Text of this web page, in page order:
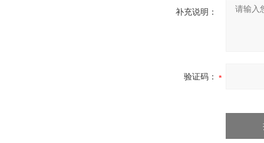
补充说明：
验证码：